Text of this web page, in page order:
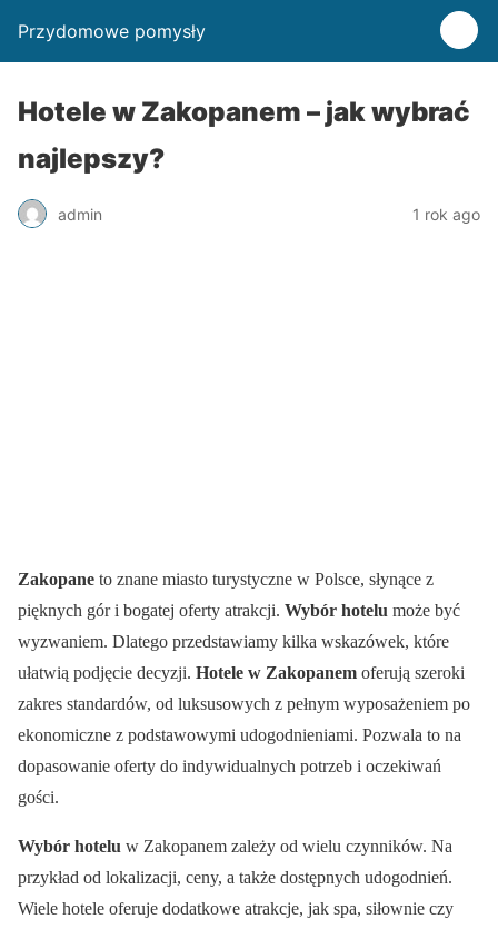
Przydomowe pomysły
Hotele w Zakopanem – jak wybrać
najlepszy?
admin 1 rok ago
Zakopane to znane miasto turystyczne w Polsce, słynące z
pięknych gór i bogatej oferty atrakcji. Wybór hotelu może być
wyzwaniem. Dlatego przedstawiamy kilka wskazówek, które
ułatwią podjęcie decyzji. Hotele w Zakopanem oferują szeroki
zakres standardów, od luksusowych z pełnym wyposażeniem po
ekonomiczne z podstawowymi udogodnieniami. Pozwala to na
dopasowanie oferty do indywidualnych potrzeb i oczekiwań
gości.
Wybór hotelu w Zakopanem zależy od wielu czynników. Na
przykład od lokalizacji, ceny, a także dostępnych udogodnień.
Wiele hotele oferuje dodatkowe atrakcje, jak spa, siłownie czy